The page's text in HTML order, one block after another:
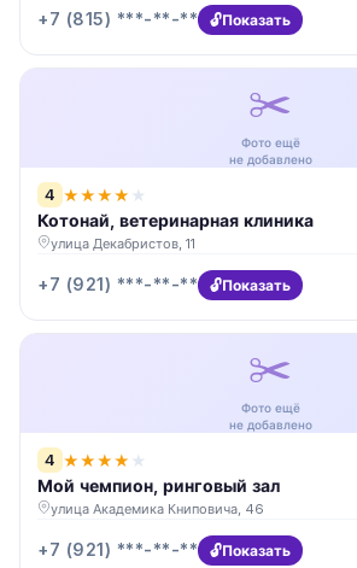
+7 (815) ***-**-** Показать
✂️
Фото ещё
не добавлено
4 ★★★★ ★
Котонай, ветеринарная клиника
улица Декабристов, 11
+7 (921) ***-**-** Показать
✂️
Фото ещё
не добавлено
4 ★★★★ ★
Мой чемпион, ринговый зал
улица Академика Книповича, 46
+7 (921) ***-**-** Показать